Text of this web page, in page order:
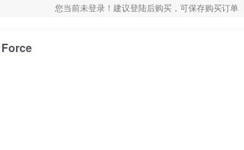
您当前未登录！建议登陆后购买，可保存购买订单